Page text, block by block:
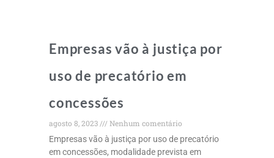
Empresas vão à justiça por
uso de precatório em
concessões
agosto 8, 2023
Nenhum comentário
Empresas vão à justiça por uso de precatório
em concessões, modalidade prevista em